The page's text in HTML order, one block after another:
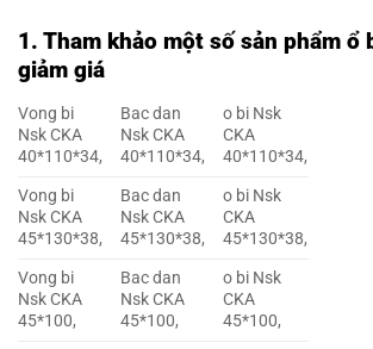
1. Tham khảo một số sản phẩm ổ
giảm giá
Vong bi
Nsk CKA
40*110*34,
Bac dan
Nsk CKA
40*110*34,
o bi Nsk
CKA
40*110*34,
Vong bi
Nsk CKA
45*130*38,
Bac dan
Nsk CKA
45*130*38,
o bi Nsk
CKA
45*130*38,
Vong bi
Nsk CKA
45*100,
Bac dan
Nsk CKA
45*100,
o bi Nsk
CKA
45*100,